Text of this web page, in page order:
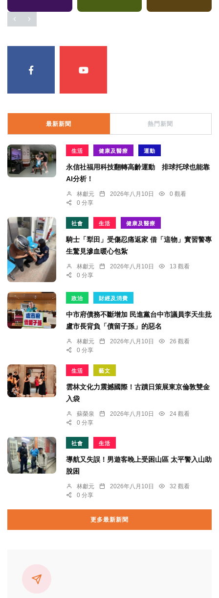
最新新聞 熱門新聞
生活 健康及醫療 運動
永信社福用科技翻轉高齡運動 排球托球也能靠
AI分析！
林獻元 2026年八月10日
0 觀看
0 分享
社會 生活 健康及醫療
騎士「犁田」受傷忍痛返家 借「這物」實習警專
生驚見滲血暖心包紮
林獻元 2026年八月10日
13 觀看
0 分享
政治 財經及消費
中市府債務不斷增加 民進黨台中市議員李天生批
盧市長背負「債留子孫」的惡名
林獻元 2026年八月10日
26 觀看
0 分享
生活 藝文
雲林文化力震撼國際！古蹟日策展東京倫敦雙金
入袋
蘇榮泉 2026年八月10日
24 觀看
0 分享
社會 生活
導航又失誤！男遊客晚上受困山區 太平警入山助
脫困
林獻元 2026年八月10日
32 觀看
0 分享
更多最新新聞